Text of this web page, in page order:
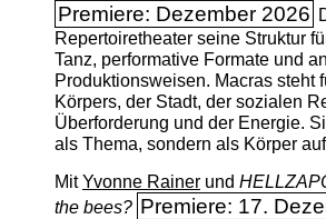
Premiere: Dezember 2026
Repertoiretheater seine Struktur
Tanz, performative Formate und
Produktionsweisen. Macras steht
Körpers, der Stadt, der sozialen
Überforderung und der Energie.
als Thema, sondern als Körper
MitYvonne Rainerund
the bees? Premiere: 17.